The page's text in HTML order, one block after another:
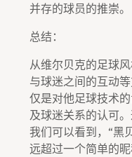
并存的球员的推崇。
总结：
从维尔贝克的足球
与球迷之间的互动
仅是对他足球技术
及球迷关系的认可
我们可以看到，“黑
远超过一个简单的